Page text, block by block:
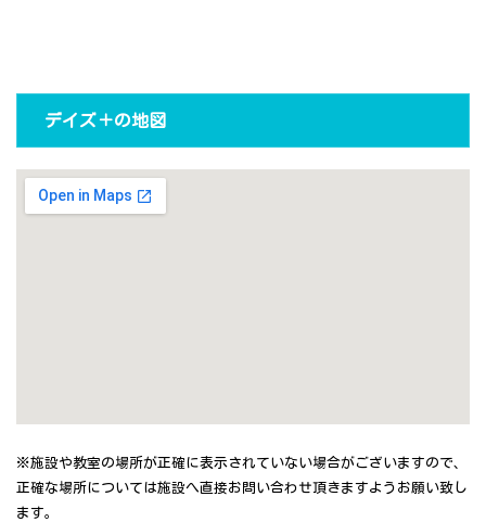
デイズ＋の地図
※施設や教室の場所が正確に表示されていない場合がございますので、
正確な場所については施設へ直接お問い合わせ頂きますようお願い致し
ます。